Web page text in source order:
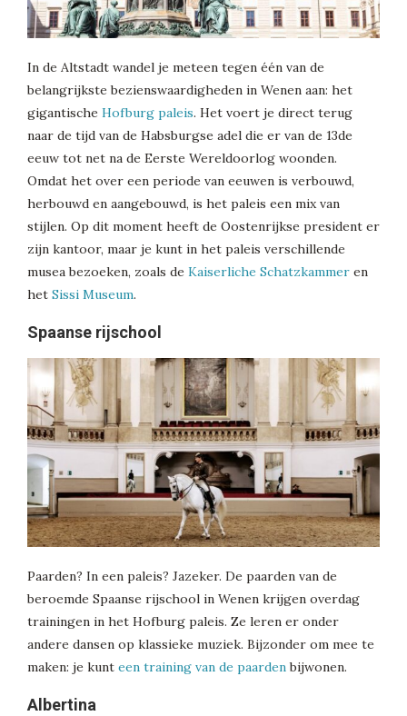
In de Altstadt wandel je meteen tegen één van de
belangrijkste bezienswaardigheden in Wenen aan: het
gigantische Hofburg paleis. Het voert je direct terug
naar de tijd van de Habsburgse adel die er van de 13de
eeuw tot net na de Eerste Wereldoorlog woonden.
Omdat het over een periode van eeuwen is verbouwd,
herbouwd en aangebouwd, is het paleis een mix van
stijlen. Op dit moment heeft de Oostenrijkse president er
zijn kantoor, maar je kunt in het paleis verschillende
musea bezoeken, zoals de Kaiserliche Schatzkammer en
het Sissi Museum.
Spaanse rijschool
Paarden? In een paleis? Jazeker. De paarden van de
beroemde Spaanse rijschool in Wenen krijgen overdag
trainingen in het Hofburg paleis. Ze leren er onder
andere dansen op klassieke muziek. Bijzonder om mee te
maken: je kunt een training van de paardenbijwonen.
Albertina